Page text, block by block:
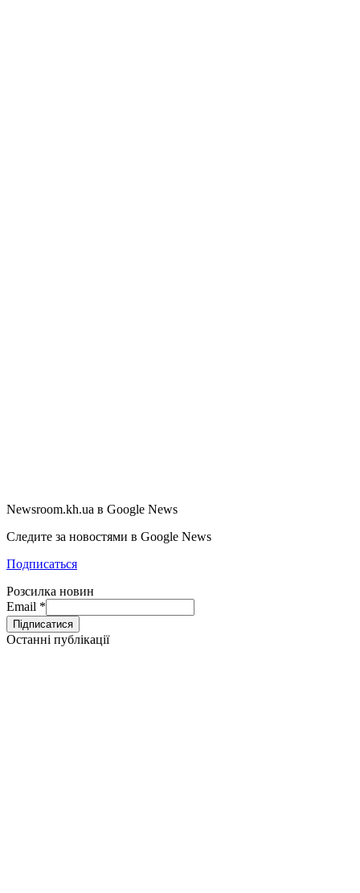
Newsroom.kh.ua в Google News
Следите за новостями в Google News
Подписаться
Розсилка новин
Email *
Останні публікації